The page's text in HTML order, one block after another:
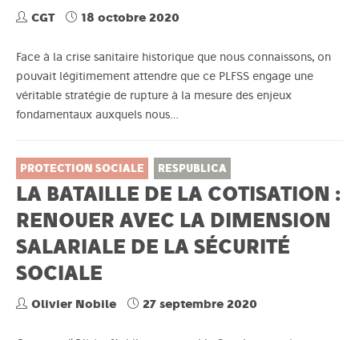
CGT 18 octobre 2020
Face à la crise sanitaire historique que nous connaissons, on
pouvait légitimement attendre que ce PLFSS engage une
véritable stratégie de rupture à la mesure des enjeux
fondamentaux auxquels nous…
PROTECTION SOCIALE RESPUBLICA
LA BATAILLE DE LA COTISATION :
RENOUER AVEC LA DIMENSION
SALARIALE DE LA SÉCURITÉ
SOCIALE
Olivier Nobile 27 septembre 2020